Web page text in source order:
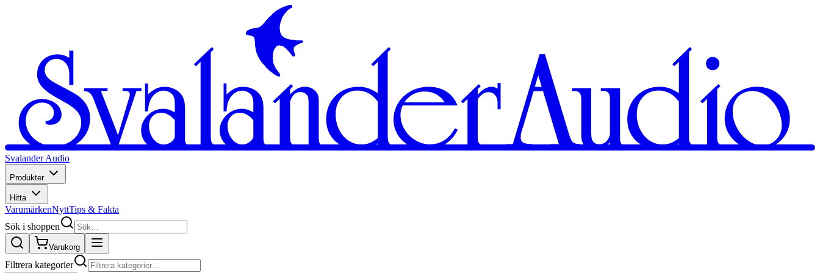
Svalander Audio
Produkter
Hitta
VarumärkenNyttTips & Fakta
Sök i shoppen
Varukorg
Filtrera kategorier